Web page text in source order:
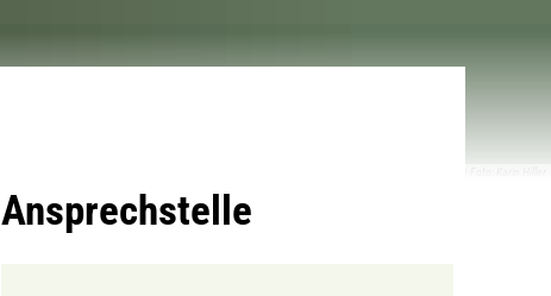
Ansprechstelle